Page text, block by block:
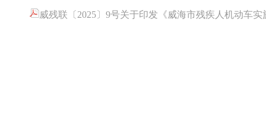
威残联〔2025〕9号关于印发《威海市残疾人机动车